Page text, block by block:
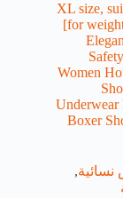
(1PC) [XL size,
for weight (80-90KG)]
Women
Underwear
Boxer
نسائية,